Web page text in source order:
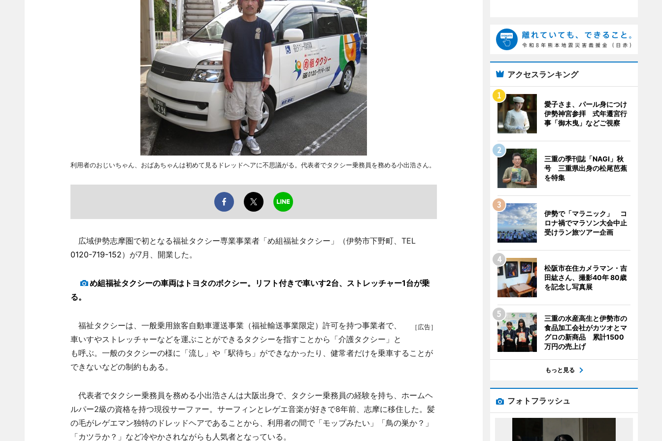
利用者のおじいちゃん、おばあちゃんは初めて見るドレッドヘアに不思議がる。代表者でタクシー乗務員を務める小出浩さん。
広域伊勢志摩圏で初となる福祉タクシー専業事業者「め組福祉タクシー」（伊勢市下野町、TEL
0120-719-152）が7月、開業した。
め組福祉タクシーの車両はトヨタのボクシー。リフト付きで車いす2台、ストレッチャー1台が乗
る。
［広告］
福祉タクシーは、一般乗用旅客自動車運送事業（福祉輸送事業限定）許可を持つ事業者で、
車いすやストレッチャーなどを運ぶことができるタクシーを指すことから「介護タクシー」と
も呼ぶ。一般のタクシーの様に「流し」や「駅待ち」ができなかったり、健常者だけを乗車することが
できないなどの制約もある。
代表者でタクシー乗務員を務める小出浩さんは大阪出身で、タクシー乗務員の経験を持ち、ホームヘ
ルパー2級の資格を持つ現役サーファー。サーフィンとレゲエ音楽が好きで8年前、志摩に移住した。髪
の毛がレゲエマン独特のドレッドヘアであることから、利用者の間で「モップみたい」「鳥の巣か？」
「カツラか？」など冷やかされながらも人気者となっている。
アクセスランキング
愛子さま、パール身につけ
伊勢神宮参拝 式年遷宮行
事「御木曳」などご視察
三重の季刊誌「NAGI」秋
号 三重県出身の松尾芭蕉
を特集
伊勢で「マラニック」 コ
ロナ禍でマラソン大会中止
受けラン旅ツアー企画
松阪市在住カメラマン・吉
田紘さん、撮影40年 80歳
を記念し写真展
三重の水産高生と伊勢市の
食品加工会社がカツオとマ
グロの新商品 累計1500
万円の売上げ
もっと見る
フォトフラッシュ